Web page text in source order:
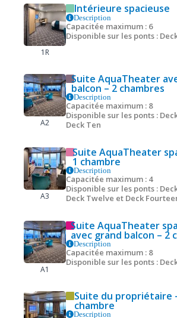
1R
Intérieure spacieuse
Description
Capacitée maximum : 6
Disponible sur les ponts :
A2
Suite AquaTheater
balcon – 2 chambres
Description
Capacitée maximum : 8
Disponible sur les ponts :
Deck Ten
A3
Suite AquaTheater
1 chambre
Description
Capacitée maximum : 4
Disponible sur les ponts :
Deck Twelve et Deck
A1
Suite AquaTheater
avec grand balcon – 2
Description
Capacitée maximum : 8
Disponible sur les ponts :
Suite du propriétaire
chambre
Description